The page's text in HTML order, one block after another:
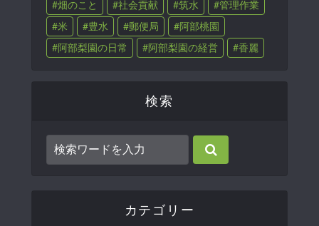
畑のこと
社会貢献 筑水
管理作業
米
豊水 郵便局
阿部桃園
阿部梨園の日常
阿部梨園の経営 香麗
検索
カテゴリー